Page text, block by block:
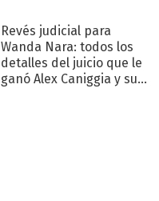
Revés judicial para
Wanda Nara: todos los
detalles del juicio que le
ganó Alex Caniggia y sus